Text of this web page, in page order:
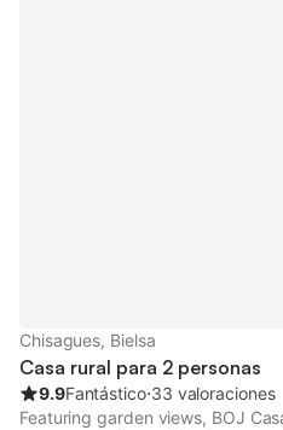
Chisagues, Bielsa
Casa rural para 2 personas
9.9Fantástico⋅33 valoraciones
Featuring garden views, BOJ